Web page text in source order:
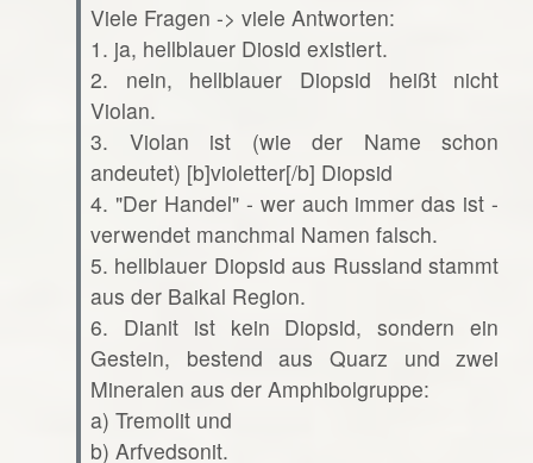
Viele Fragen -> viele Antworten:
1. ja, hellblauer Diosid existiert.
2. nein, hellblauer Diopsid heißt nicht
Violan.
3. Violan ist (wie der Name schon
andeutet) [b]violetter[/b] Diopsid
4. "Der Handel" - wer auch immer das ist -
verwendet manchmal Namen falsch.
5. hellblauer Diopsid aus Russland stammt
aus der Baikal Region.
6. Dianit ist kein Diopsid, sondern ein
Gestein, bestend aus Quarz und zwei
Mineralen aus der Amphibolgruppe:
a) Tremolit und
b) Arfvedsonit.